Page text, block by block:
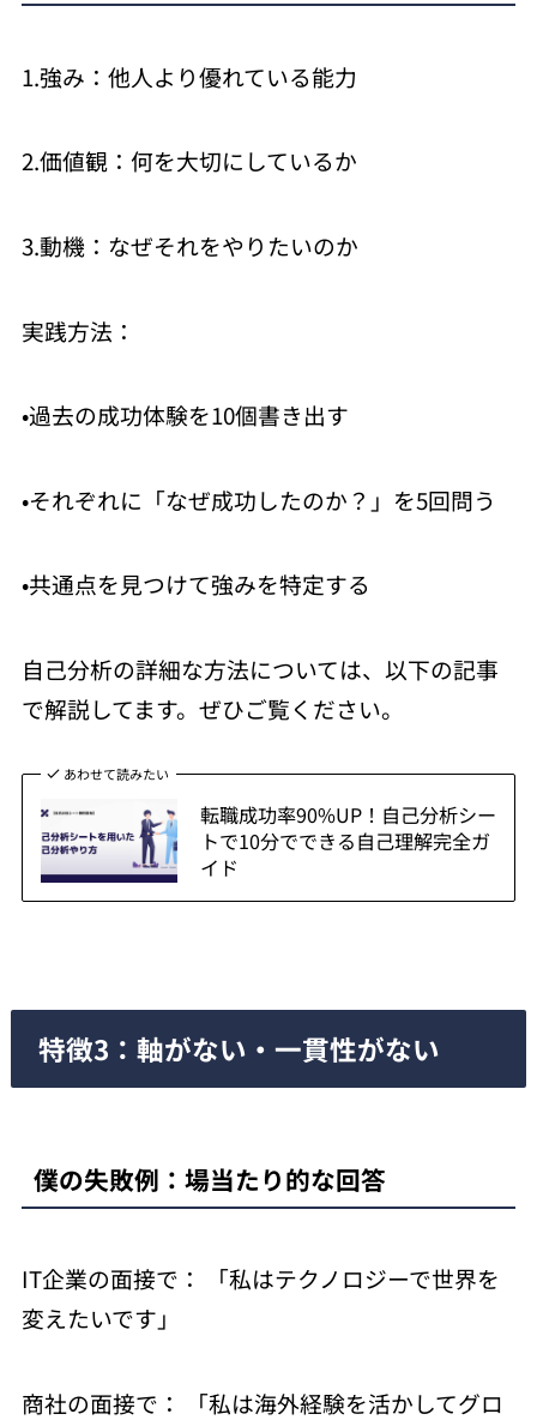
1.強み：他人より優れている能力
2.価値観：何を大切にしているか
3.動機：なぜそれをやりたいのか
実践方法：
•過去の成功体験を10個書き出す
•それぞれに「なぜ成功したのか？」を5回問う
•共通点を見つけて強みを特定する
自己分析の詳細な方法については、以下の記事
で解説してます。ぜひご覧ください。
あわせて読みたい
転職成功率90%UP！自己分析シー
トで10分でできる自己理解完全ガ
イド
特徴3：軸がない・一貫性がない
僕の失敗例：場当たり的な回答
IT企業の面接で： 「私はテクノロジーで世界を
変えたいです」
商社の面接で： 「私は海外経験を活かしてグロ